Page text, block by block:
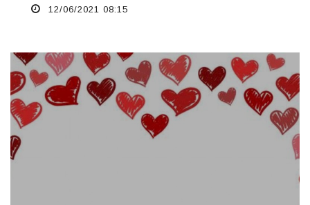
12/06/2021 08:15